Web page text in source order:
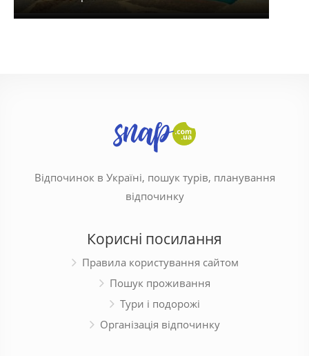
Відпочинок в Україні, пошук турів, планування
відпочинку
Корисні посилання
Правила користування сайтом
Пошук проживання
Тури і подорожі
Організація відпочинку